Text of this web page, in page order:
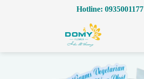
Hotline: 0935001177